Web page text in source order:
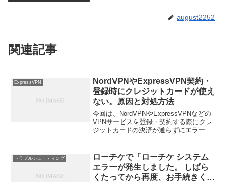
august2252
関連記事
ExpressVPN
NordVPNやExpressVPN契約・
登録時にクレジットカードが使え
ない。原因と対処方法
今回は、NordVPNやExpressVPNなどの
VPNサービスを登録・契約する際にクレ
ジットカードの決済が通らずにエラーで
最近では一部のクレジットカードにおい
て海外...
トラブルシューティング
ローチケで「ローチケ システム
エラーが発生しました。 しばら
くたってから再度、お手続きくだ